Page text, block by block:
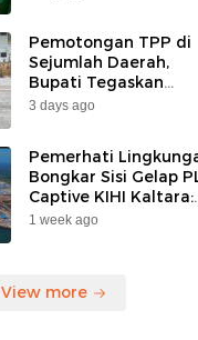
Pemotongan TPP di
Sejumlah Daerah,
Bupati Tegaskan
Bulungan Belum
3 days ago
Pemerhati
Bongkar Sisi Gelap
Captive KIHI Kaltara:
“Industri Hijau Hanya
1 week ago
View more